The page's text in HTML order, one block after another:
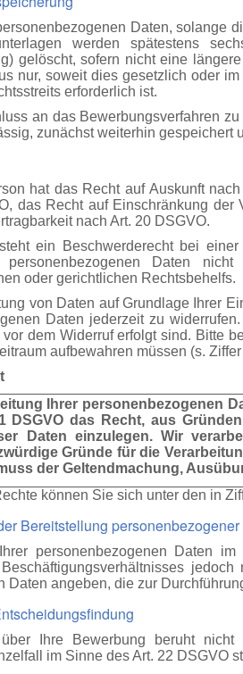
Daten, solange
werden spätestens
gelöscht, sofern nicht eine
nur, soweit dies gesetzlich oder
erforderlich ist.
an das Bewerbungsverfahren
zunächst weiterhin gespeichert
hat das Recht auf Auskunft
das Recht auf Einschränkung
nach Art. 20 DSGVO.
ein Beschwerderecht bei
personenbezogenen Daten
oder gerichtlichen Rechtsbehelfs.
von Daten auf Grundlage Ihrer
Daten jederzeit zu
dem Widerruf erfolgt sind. Bitte
aufbewahren müssen (s.
Ihrer personenbezogenen
DSGVO das Recht, aus
Daten einzulegen. Wir
Gründe für die
der Geltendmachung,
können Sie sich unter den in
Bereitstellung personenbezogener
personenbezogenen Daten
Daten angeben, die zur
Ihre Bewerbung beruht
im Sinne des Art. 22 DSGVO